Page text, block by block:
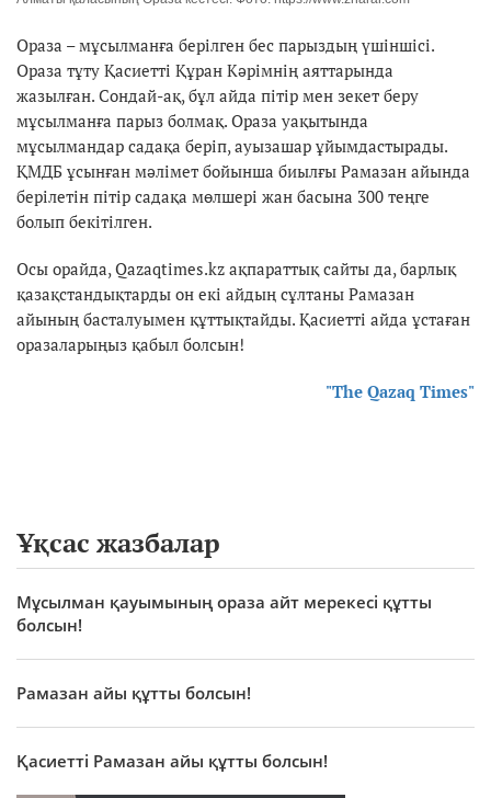
Ораза – мұсылманға берілген бес парыздың үшіншісі.
Ораза тұту Қасиетті Құран Кәрімнің аяттарында
жазылған. Сондай-ақ, бұл айда пітір мен зекет беру
мұсылманға парыз болмақ. Ораза уақытында
мұсылмандар садақа беріп, ауызашар ұйымдастырады.
ҚМДБ ұсынған мәлімет бойынша биылғы Рамазан айында
берілетін пітір садақа мөлшері жан басына 300 теңге
болып бекітілген.
Осы орайда, Qazaqtimes.kz ақпараттық сайты да, барлық
қазақстандықтарды он екі айдың сұлтаны Рамазан
айының басталуымен құттықтайды. Қасиетті айда ұстаған
оразаларыңыз қабыл болсын!
"The Qazaq Times"
Ұқсас жазбалар
Мұсылман қауымының ораза айт мерекесі құтты
болсын!
Рамазан айы құтты болсын!
Қасиетті Рамазан айы құтты болсын!